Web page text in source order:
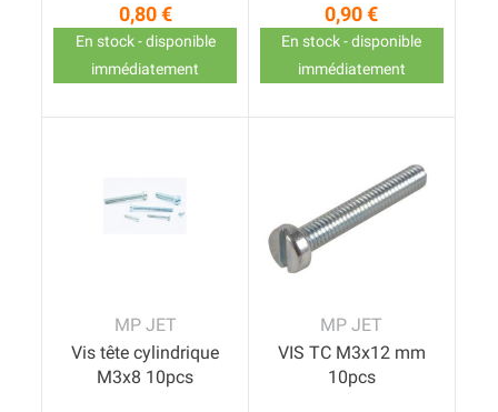
Prix
0,80 €
En stock - disponible
immédiatement
Prix
0,90 €
En stock - disponible
immédiatement
MP JET
Vis tête cylindrique
M3x8 10pcs
MP JET
VIS TC M3x12 mm
10pcs